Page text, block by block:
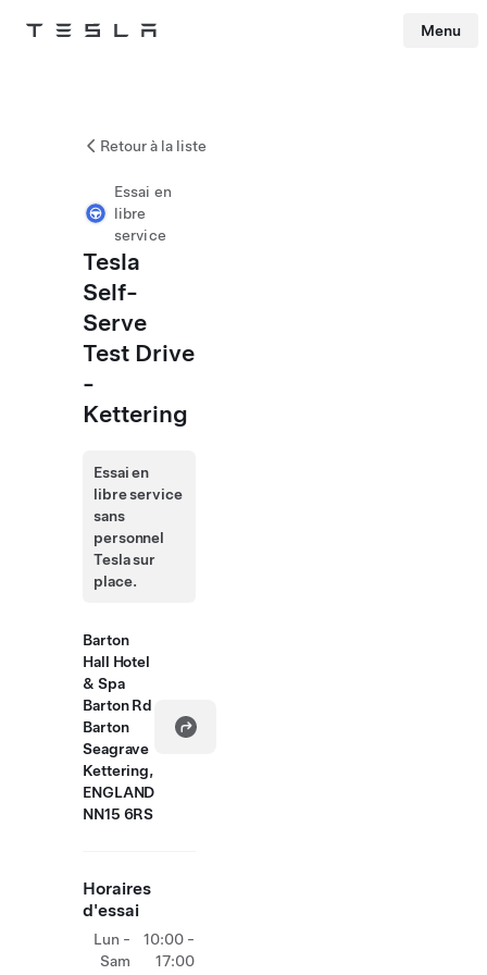
Tesla Menu
Retour à la liste
Essai en
libre
service
Tesla
Self-
Serve
Test Drive
-
Kettering
Essai en
libre service
sans
personnel
Tesla sur
place.
Barton
Hall Hotel
& Spa
Barton Rd
Barton
Seagrave
Kettering,
ENGLAND
NN15 6RS
Horaires
d'essai
Lun -
Sam
10:00 -
17:00